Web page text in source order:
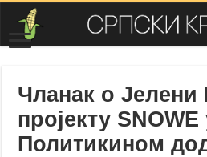
Чланак о
пројекту SNOWE
Политикином